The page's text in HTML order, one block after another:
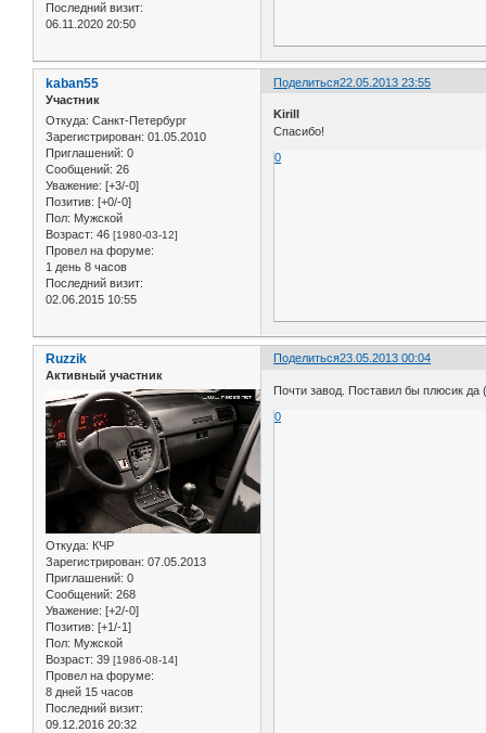
Последний визит:
06.11.2020 20:50
Поделиться22.05.2013 23:55
kaban55
Участник
Откуда: Санкт-Петербург
Зарегистрирован: 01.05.2010
Приглашений: 0
Сообщений: 26
Уважение: [+3/-0]
Позитив: [+0/-0]
Пол: Мужской
Возраст: 46 [1980-03-12]
Провел на форуме:
1 день 8 часов
Последний визит:
02.06.2015 10:55
Kirill
Спасибо!
0
Поделиться23.05.2013 00:04
Ruzzik
Активный участник
Откуда: КЧР
Зарегистрирован: 07.05.2013
Приглашений: 0
Сообщений: 268
Уважение: [+2/-0]
Позитив: [+1/-1]
Пол: Мужской
Возраст: 39 [1986-08-14]
Провел на форуме:
8 дней 15 часов
Последний визит:
09.12.2016 20:32
Почти завод. Поставил бы плюсик да
0